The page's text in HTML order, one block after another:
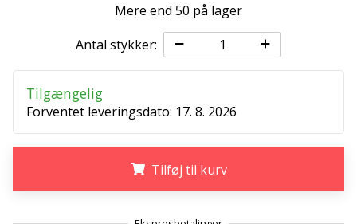
egen
hjemmeside,
blog,
administrerer
Mere end 50 på lager
Antal stykker:
Tilgængelig
Forventet leveringsdato: 17. 8. 2026
Tilføj til kurv